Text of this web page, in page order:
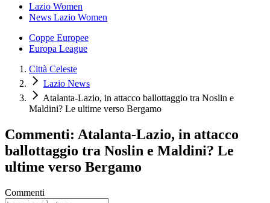
Lazio Women
News Lazio Women
Coppe Europee
Europa League
Città Celeste
Lazio News
Atalanta-Lazio, in attacco ballottaggio tra Noslin e
Maldini? Le ultime verso Bergamo
Commenti: Atalanta-Lazio, in attacco
ballottaggio tra Noslin e Maldini? Le
ultime verso Bergamo
Commenti